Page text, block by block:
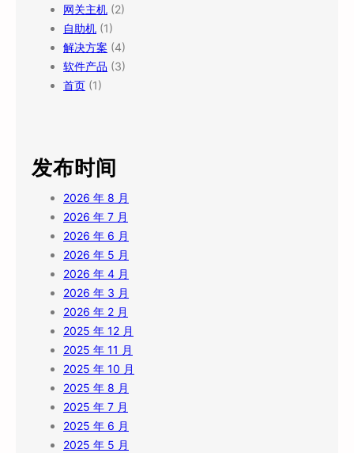
网关主机 (2)
自助机 (1)
解决方案 (4)
软件产品 (3)
首页 (1)
发布时间
2026 年 8 月
2026 年 7 月
2026 年 6 月
2026 年 5 月
2026 年 4 月
2026 年 3 月
2026 年 2 月
2025 年 12 月
2025 年 11 月
2025 年 10 月
2025 年 8 月
2025 年 7 月
2025 年 6 月
2025 年 5 月